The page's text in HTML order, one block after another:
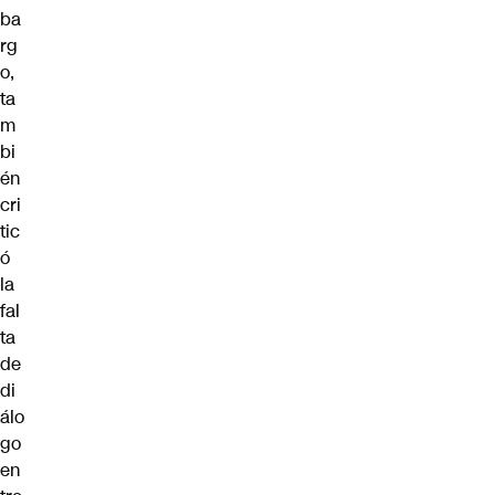
ba
rg
o,
ta
m
bi
én
cri
tic
ó
la
fal
ta
de
di
álo
go
en